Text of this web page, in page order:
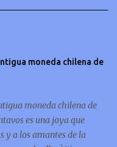
moneda chilena de
moneda chilena de
es una joya que
y a los amantes de la